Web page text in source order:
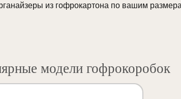
из гофрокартона по вашим
модели гофрокоробок